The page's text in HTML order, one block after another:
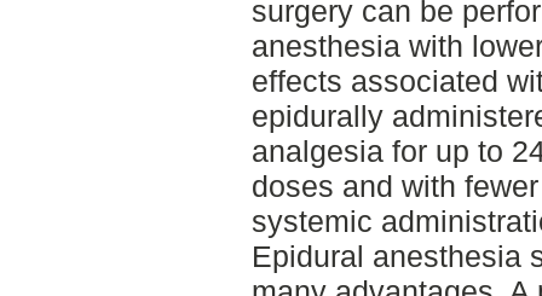
surgery can be
anesthesia with
effects associated
epidurally
analgesia for up to
doses and with
systemic
Epidural anesthesia